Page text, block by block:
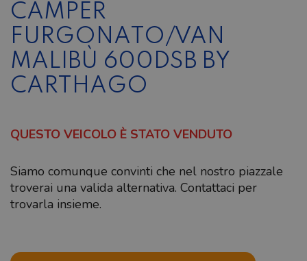
CAMPER
FURGONATO/VAN
MALIBÙ 600DSB BY
CARTHAGO
QUESTO VEICOLO È STATO VENDUTO
Siamo comunque convinti che nel nostro piazzale
troverai una valida alternativa. Contattaci per
trovarla insieme.